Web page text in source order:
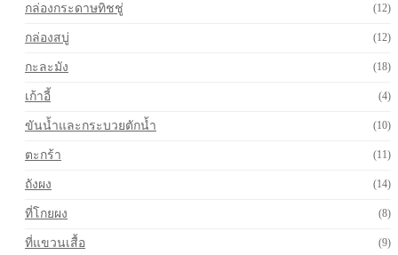
กล่องกระดาษทิชชู่ (12)
กล่องสบู่ (12)
กะละมัง (18)
เก้าอี้ (4)
ขันน้ำและกระบวยตักน้ำ (10)
ตะกร้า (11)
ถังผง (14)
ที่โกยผง (8)
ที่แขวนเสื้อ (9)